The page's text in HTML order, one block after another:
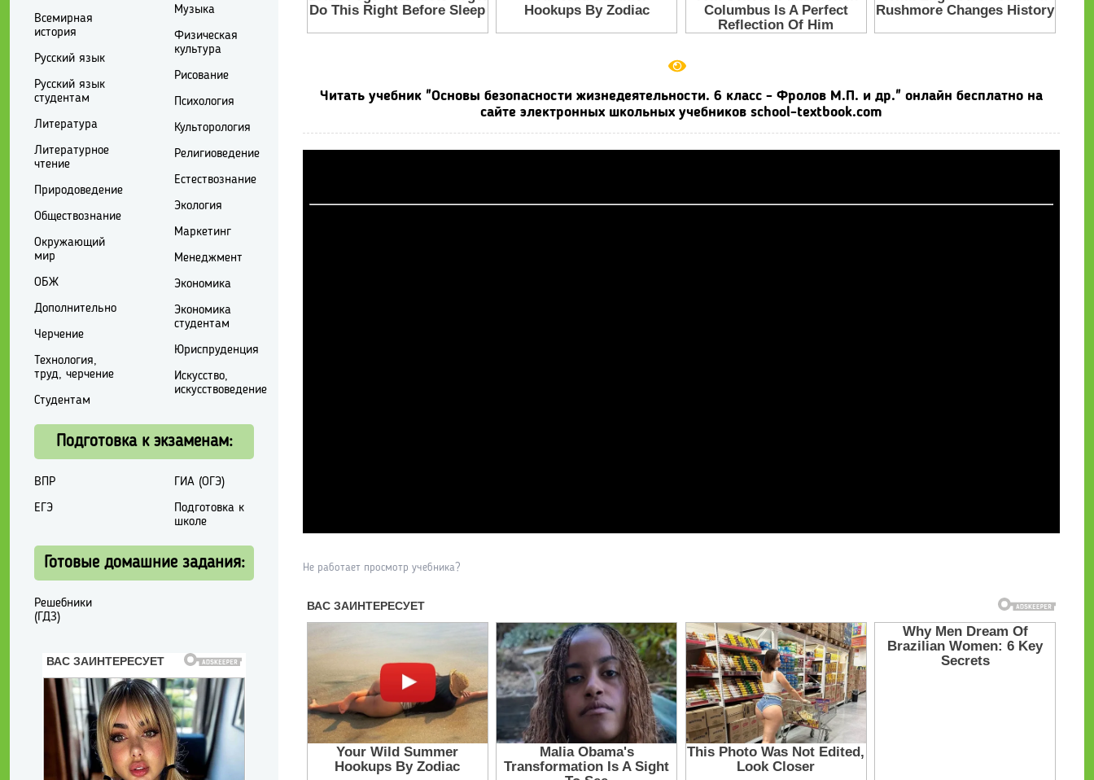
Читать учебник "Основы безопасности жизнедеятельности. 6 класс - Фролов М.П. и др." онлайн бесплатно на
сайте электронных школьных учебников school-textbook.com
Не работает просмотр учебника?
Всемирная
история
Русский язык
Русский язык
студентам
Литература
Литературное
чтение
Природоведение
Обществознание
Окружающий
мир
ОБЖ
Дополнительно
Черчение
Технология,
труд, черчение
Студентам
Музыка
Физическая
культура
Рисование
Психология
Культорология
Религиоведение
Естествознание
Экология
Маркетинг
Менеджмент
Экономика
Экономика
студентам
Юриспруденция
Искусство,
искусствоведение
Подготовка к экзаменам:
ВПР
ЕГЭ
ГИА (ОГЭ)
Подготовка к
школе
Готовые домашние задания:
Решебники
(ГДЗ)